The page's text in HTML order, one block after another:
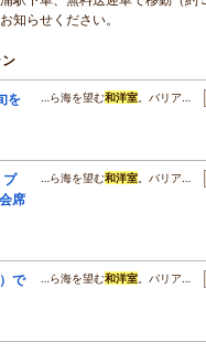
お知らせください。
ン
を
…ら海を望む和洋室 。バリア…
プ
席
…ら海を望む和洋室 。バリア…
で
…ら海を望む和洋室 。バリア…